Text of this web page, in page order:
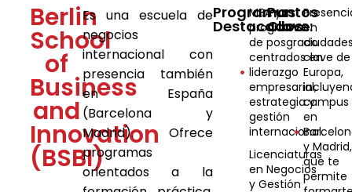
Berlin
School
of
Business
and
Innovation
(BSBI)
Es una escuela de
negocios
internacional con
presencia también
en España
(Barcelona y
Madrid). Ofrece
programas
orientados a la
Programas
Destacados:
MBA y
programas
de posgrado
centrados en
liderazgo
empresarial,
estrategia y
gestión
internacional.
Licenciaturas
en Negocios
y Gestión
Puntos
Clave:
en
clave de
Europa,
campus
en
y Madrid,
que te
permite